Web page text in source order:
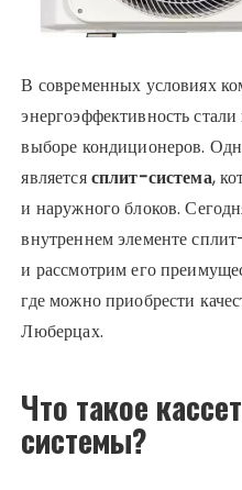
В современных условиях
энергоэффективность
выборе кондиционеров.
являетсясплит-система,
и наружного блоков.
внутреннем элементе
и рассмотрим его
где можно приобрести
Люберцах.
Что такое
системы?